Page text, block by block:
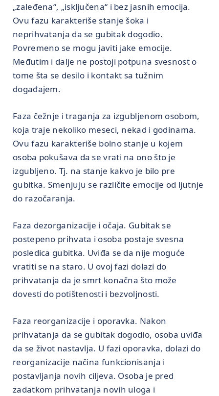
„zaleđena“, „isključena“ i bez jasnih emocija.
Ovu fazu karakteriše stanje šoka i
neprihvatanja da se gubitak dogodio.
Povremeno se mogu javiti jake emocije.
Međutim i dalje ne postoji potpuna svesnost o
tome šta se desilo i kontakt sa tužnim
događajem.
Faza čežnje i traganja za izgubljenom osobom,
koja traje nekoliko meseci, nekad i godinama.
Ovu fazu karakteriše bolno stanje u kojem
osoba pokušava da se vrati na ono što je
izgubljeno. Tj. na stanje kakvo je bilo pre
gubitka. Smenjuju se različite emocije od ljutnje
do razočaranja.
Faza dezorganizacije i očaja. Gubitak se
postepeno prihvata i osoba postaje svesna
posledica gubitka. Uviđa se da nije moguće
vratiti se na staro. U ovoj fazi dolazi do
prihvatanja da je smrt konačna što može
dovesti do potištenosti i bezvoljnosti.
Faza reorganizacije i oporavka. Nakon
prihvatanja da se gubitak dogodio, osoba uviđa
da se život nastavlja. U fazi oporavka, dolazi do
reorganizacije načina funkcionisanja i
postavljanja novih ciljeva. Osoba je pred
zadatkom prihvatanja novih uloga i